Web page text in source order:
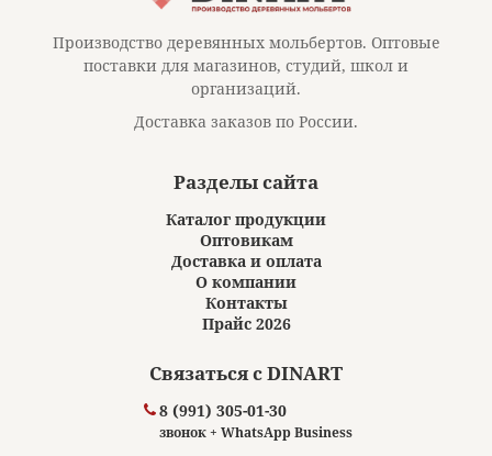
Производство деревянных мольбертов. Оптовые
поставки для магазинов, студий, школ и
организаций.
Доставка заказов по России.
Разделы сайта
Каталог продукции
Оптовикам
Доставка и оплата
О компании
Контакты
Прайс 2026
Связаться с DINART
8 (991) 305-01-30
звонок + WhatsApp Business